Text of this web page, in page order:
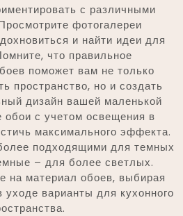
с различными
фотогалереи
и найти идеи для
что правильное
поможет вам не только
пространство, но и создать
дизайн вашей маленькой
обои с учетом освещения в
максимального эффекта.
подходящими для темных
– для более светлых.
на материал обоев, выбирая
уходе варианты для кухонного